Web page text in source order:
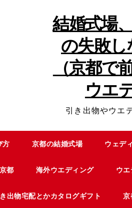
結婚式場
の失敗し
（京都で
ウエ
引き出物やウエ
方 京都の結婚式場 ウェデ
都 海外ウエディング ウ
出物宅配とかカタログギフト 京